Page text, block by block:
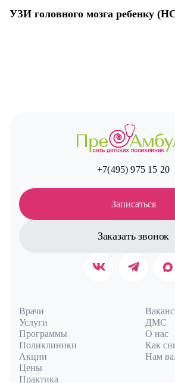
УЗИ головного мозга ребенку
+7(495) 975 15 20
Записаться
Заказать звонок
Врачи
Услуги
Программы
Поликлиники
Акции
Цены
Практика
ДМС
О нас
Как
Нам